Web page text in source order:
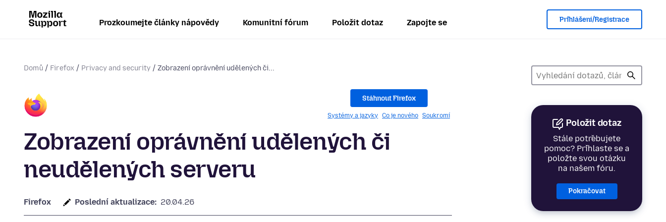
Prozkoumejte články nápovědy Komunitní fórum Položit dotaz Zapojte se Přihlášení/Registrace
Domů Firefox Privacy and security Zobrazení oprávnění udělených či...
Položit dotaz
Stále potřebujete
pomoc? Přihlaste se a
položte svou otázku
na našem fóru.
Pokračovat
Stáhnout Firefox
Systémy a jazyky Co je nového Soukromí
Zobrazení oprávnění udělených či
neudělených serveru
Firefox Poslední aktualizace: 20.04.26